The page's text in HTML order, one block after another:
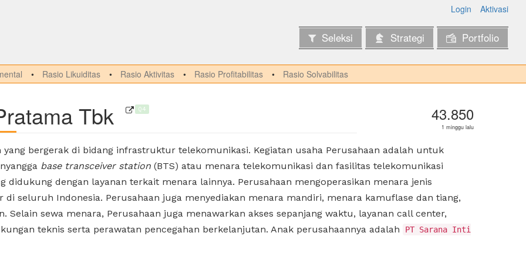
Login Aktivasi
Seleksi Strategi Portfolio
Rasio Likuiditas Rasio Aktivitas Rasio Profitabilitas Rasio Solvabilitas
Tbk Q4 43.850
1 minggu lalu
bergerak di bidang infrastruktur telekomunikasi. Kegiatan usaha Perusahaan adalah untuk
base transceiver station(BTS) atau menara telekomunikasi dan fasilitas telekomunikasi
didukung dengan layanan terkait menara lainnya. Perusahaan mengoperasikan menara jenis
seluruh Indonesia. Perusahaan juga menyediakan menara mandiri, menara kamuflase dan tiang,
Selain sewa menara, Perusahaan juga menawarkan akses sepanjang waktu, layanan call center,
teknis serta perawatan pencegahan berkelanjutan. Anak perusahaannya adalah
PT Sarana Inti